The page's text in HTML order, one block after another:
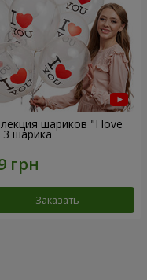
шариков "I love
3 шарика
Заказать